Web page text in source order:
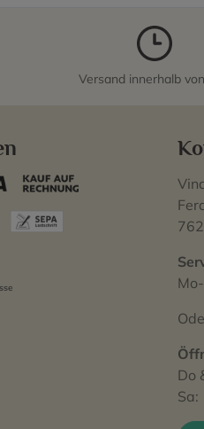
Versand innerhalb
Do
Sa: